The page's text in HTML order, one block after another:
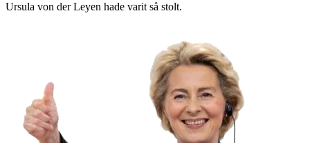
Ursula von der Leyen hade varit så stolt.